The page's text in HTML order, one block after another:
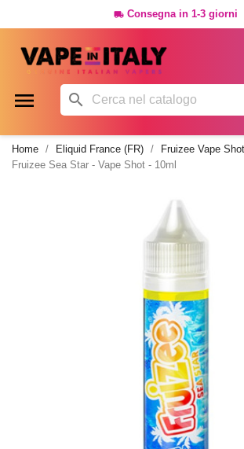
 Consegna in 1-3 giorni
 
Home Eliquid France (FR) Fruizee Vape Shot
Fruizee Sea Star - Vape Shot - 10ml